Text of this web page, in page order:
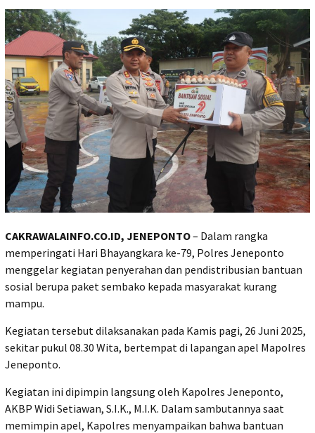
CAKRAWALAINFO.CO.ID, JENEPONTO– Dalam rangka
memperingati Hari Bhayangkara ke-79, Polres Jeneponto
menggelar kegiatan penyerahan dan pendistribusian bantuan
sosial berupa paket sembako kepada masyarakat kurang
mampu.
Kegiatan tersebut dilaksanakan pada Kamis pagi, 26 Juni 2025,
sekitar pukul 08.30 Wita, bertempat di lapangan apel Mapolres
Jeneponto.
‎Kegiatan ini dipimpin langsung oleh Kapolres Jeneponto,
AKBP Widi Setiawan, S.I.K., M.I.K. Dalam sambutannya saat
memimpin apel, Kapolres menyampaikan bahwa bantuan